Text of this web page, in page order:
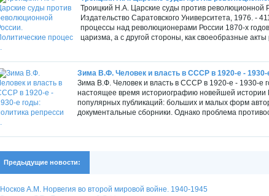
Троицкий Н.А. Царские суды против революционной
Издательство Саратовского Университета, 1976. -
процессы над революционерами России 1870-х
царизма, а с другой стороны, как своеобразные
Зима В.Ф. Человек и власть в СССР в 1920-е - 1930-
Зима В.Ф. Человек и власть в СССР в 1920-е - 1930-
настоящее время историографию новейшей
популярных публикаций: больших и малых форм
документальные сборники. Однако проблема
Предыдущие новости:
Носков А.М. Норвегия во второй мировой войне. 1940-1945